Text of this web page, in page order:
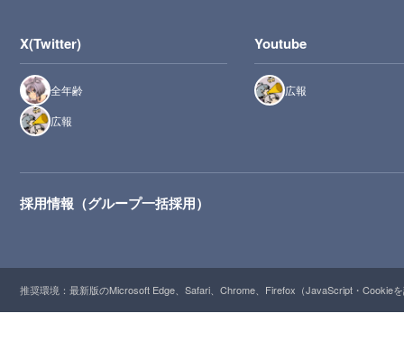
X(Twitter)
全年齢
広報
Youtube
広報
採用情報（グループ一括採用）
推奨環境：最新版のMicrosoft Edge、Safari、Chrome、Firefox（JavaScript・Cookie